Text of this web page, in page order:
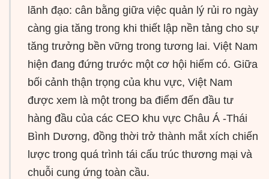
lãnh đạo: cân bằng giữa việc quản lý rủi ro ngày
càng gia tăng trong khi thiết lập nền tảng cho sự
tăng trưởng bền vững trong tương lai. Việt Nam
hiện đang đứng trước một cơ hội hiếm có. Giữa
bối cảnh thận trọng của khu vực, Việt Nam
được xem là một trong ba điểm đến đầu tư
hàng đầu của các CEO khu vực Châu Á -Thái
Bình Dương, đồng thời trở thành mắt xích chiến
lược trong quá trình tái cấu trúc thương mại và
chuỗi cung ứng toàn cầu.